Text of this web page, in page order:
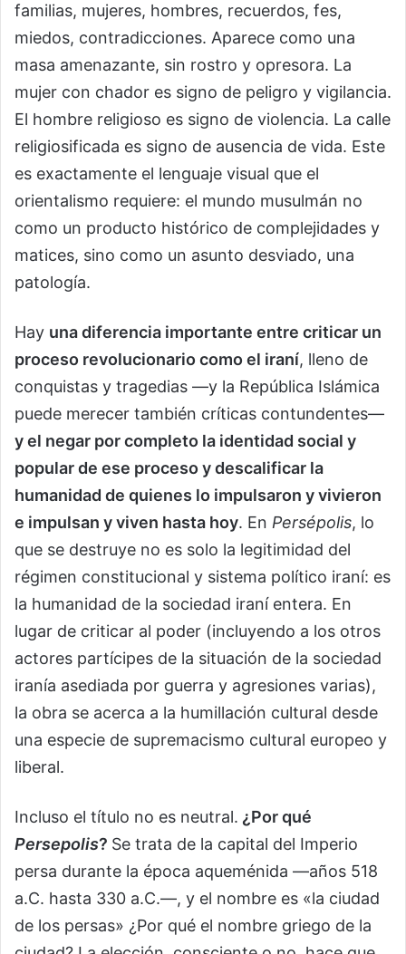
familias, mujeres, hombres, recuerdos, fes,
miedos, contradicciones. Aparece como una
masa amenazante, sin rostro y opresora. La
mujer con chador es signo de peligro y vigilancia.
El hombre religioso es signo de violencia. La calle
religiosificada es signo de ausencia de vida. Este
es exactamente el lenguaje visual que el
orientalismo requiere: el mundo musulmán no
como un producto histórico de complejidades y
matices, sino como un asunto desviado, una
patología.
Hay una diferencia importante entre criticar un
proceso revolucionario como el iraní, lleno de
conquistas y tragedias —y la República Islámica
puede merecer también críticas contundentes—
y el negar por completo la identidad social y
popular de ese proceso y descalificar la
humanidad de quienes lo impulsaron y vivieron
e impulsan y viven hasta hoy. En Persépolis, lo
que se destruye no es solo la legitimidad del
régimen constitucional y sistema político iraní: es
la humanidad de la sociedad iraní entera. En
lugar de criticar al poder (incluyendo a los otros
actores partícipes de la situación de la sociedad
iranía asediada por guerra y agresiones varias),
la obra se acerca a la humillación cultural desde
una especie de supremacismo cultural europeo y
liberal.
Incluso el título no es neutral. ¿Por qué
Persepolis? Se trata de la capital del Imperio
persa durante la época aqueménida —años 518
a.C. hasta 330 a.C.—, y el nombre es «la ciudad
de los persas» ¿Por qué el nombre griego de la